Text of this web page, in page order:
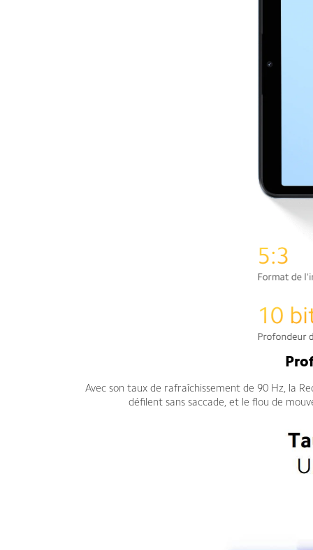
Avec son taux de rafraîchissement de 90 Hz, la
défilent sans saccade, et le flou de